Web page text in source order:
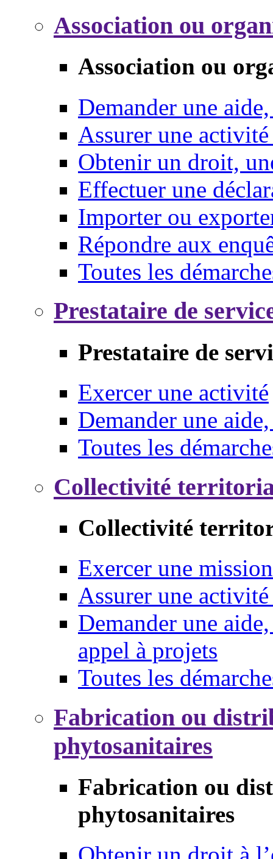
Association ou
Association ou
Demander une
Assurer une
Obtenir un droit,
Effectuer une
Importer ou
Répondre aux
Toutes les
Prestataire de
Prestataire de
Exercer une activité
Demander une
Toutes les
Collectivité
Collectivité
Exercer une mission
Assurer une
Demander une
appel à projets
Toutes les
Fabrication ou
phytosanitaires
Fabrication ou
phytosanitaires